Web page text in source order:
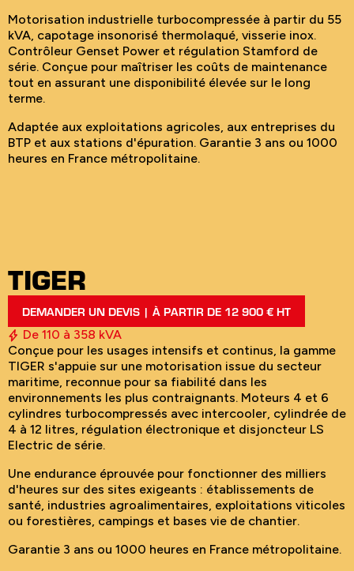
Motorisation industrielle turbocompressée à partir du 55
kVA, capotage insonorisé thermolaqué, visserie inox.
Contrôleur Genset Power et régulation Stamford de
série. Conçue pour maîtriser les coûts de maintenance
tout en assurant une disponibilité élevée sur le long
terme.
Adaptée aux exploitations agricoles, aux entreprises du
BTP et aux stations d'épuration. Garantie 3 ans ou 1000
heures en France métropolitaine.
TIGER
DEMANDER UN DEVIS | À PARTIR DE 12 900 € HT
De 110 à 358 kVA
Conçue pour les usages intensifs et continus, la gamme
TIGER s'appuie sur une motorisation issue du secteur
maritime, reconnue pour sa fiabilité dans les
environnements les plus contraignants. Moteurs 4 et 6
cylindres turbocompressés avec intercooler, cylindrée de
4 à 12 litres, régulation électronique et disjoncteur LS
Electric de série.
Une endurance éprouvée pour fonctionner des milliers
d'heures sur des sites exigeants : établissements de
santé, industries agroalimentaires, exploitations viticoles
ou forestières, campings et bases vie de chantier.
Garantie 3 ans ou 1000 heures en France métropolitaine.